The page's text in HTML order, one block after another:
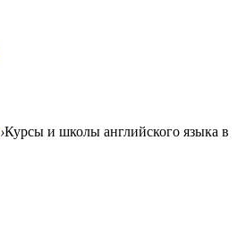
›Курсы и школы английского языка в